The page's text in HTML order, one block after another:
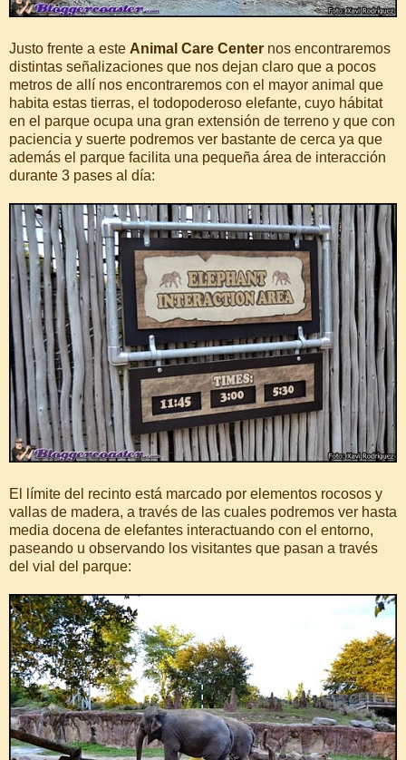
Justo frente a este Animal Care Center nos encontraremos
distintas señalizaciones que nos dejan claro que a pocos
metros de allí nos encontraremos con el mayor animal que
habita estas tierras, el todopoderoso elefante, cuyo hábitat
en el parque ocupa una gran extensión de terreno y que con
paciencia y suerte podremos ver bastante de cerca ya que
además el parque facilita una pequeña área de interacción
durante 3 pases al día:
El límite del recinto está marcado por elementos rocosos y
vallas de madera, a través de las cuales podremos ver hasta
media docena de elefantes interactuando con el entorno,
paseando u observando los visitantes que pasan a través
del vial del parque: